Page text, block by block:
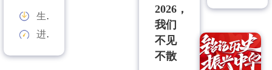
生产能力：
进料规格：
2026，
我们
不见
不散